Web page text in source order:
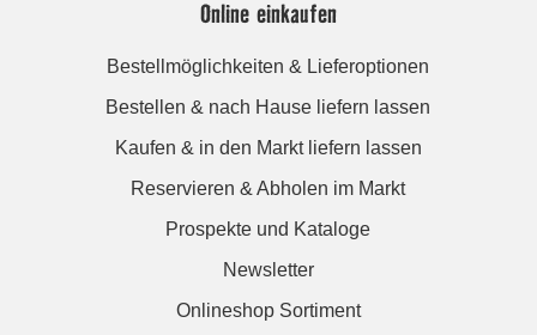
Online einkaufen
Bestellmöglichkeiten & Lieferoptionen
Bestellen & nach Hause liefern lassen
Kaufen & in den Markt liefern lassen
Reservieren & Abholen im Markt
Prospekte und Kataloge
Newsletter
Onlineshop Sortiment